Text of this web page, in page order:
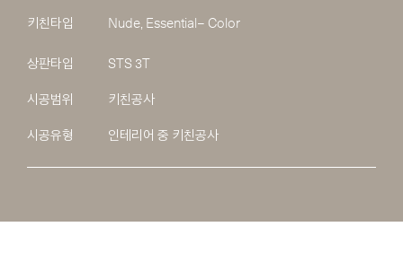
키친타입 Nude, Essential– Color
상판타입 STS 3T
시공범위 키친공사
시공유형 인테리어 중 키친공사